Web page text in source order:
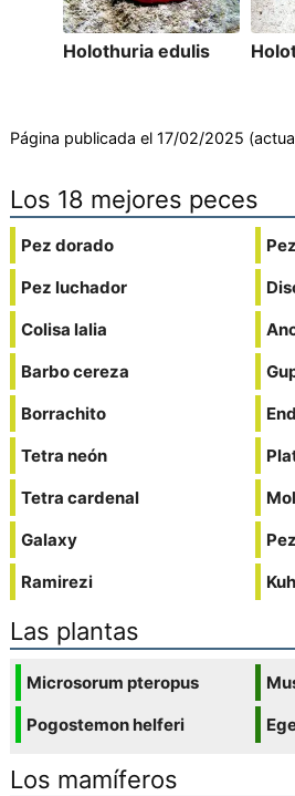
Holothuria edulis
Página publicada el 17/02/2025
Los 18 mejores peces
Pez dorado
Pez luchador
Colisa lalia
Barbo cereza
Borrachito
Tetra neón
Tetra cardenal
Galaxy
Ramirezi
Las plantas
Microsorum pteropus
Pogostemon helferi
Los mamíferos